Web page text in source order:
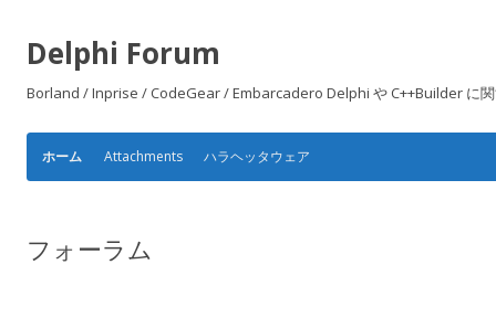
Delphi Forum
Borland / Inprise / CodeGear / Embarcadero Delphi や C++Builder に
ホーム Attachments ハラヘッタウェア
フォーラム